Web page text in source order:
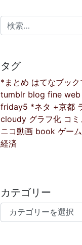
検索:
タグ
*まとめ はてなブック
tumblr blog fine web
friday5 *ネタ +京都
cloudy グラフ化 コ
ニコ動画 book ゲーム
経済
カテゴリー
カテゴリー